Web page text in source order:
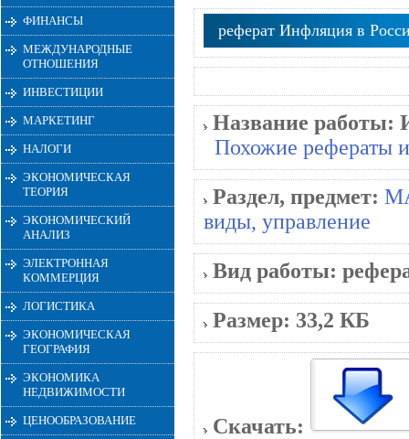
ФИНАНСЫ
МЕЖДУНАРОДНЫЕ
ОТНОШЕНИЯ
ИНВЕСТИЦИИ
МАРКЕТИНГ
НАЛОГИ
ЭКОНОМИЧЕСКАЯ
ТЕОРИЯ
ЭКОНОМИЧЕСКИЙ
АНАЛИЗ
ЭЛЕКТРОННАЯ
КОММЕРЦИЯ
ЛОГИСТИКА
ЭКОНОМИЧЕСКАЯ
ГЕОГРАФИЯ
ЭКОНОМИКА
НЕДВИЖИМОСТИ
ЦЕНООБРАЗОВАНИЕ
реферат Инфляция в
Название работы:
Похожие рефераты
Раздел, предмет:
виды, управление
Вид работы:
Размер: 33,2 КБ
Скачать: